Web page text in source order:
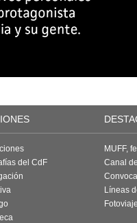
del CdF
MUFF,
Canal
Líneas